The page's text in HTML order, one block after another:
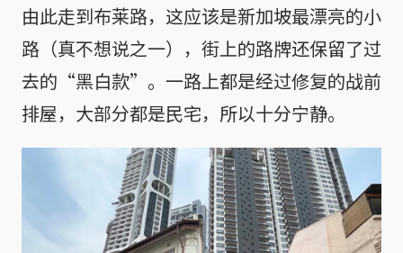
由此走到布莱路，这应该是新加坡最漂亮的小
路（真不想说之一），街上的路牌还保留了过
去的“黑白款”。一路上都是经过修复的战前
排屋，大部分都是民宅，所以十分宁静。